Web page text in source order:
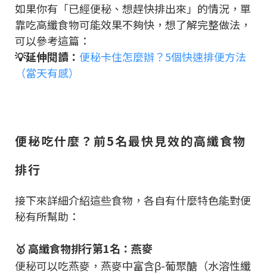
如果你有「已經便秘、想趕快排出來」的情況，單
靠吃高纖食物可能效果不夠快，想了解完整做法，
可以參考這篇：
💡延伸閱讀： 便秘卡住怎麼辦？5個快速排便方法
（當天有感）
便秘吃什麼？前5名最快見效的高纖食物
排行
接下來詳細介紹這些食物，各自有什麼特色能對便
秘有所幫助：
🥇 高纖食物排行第1名：燕麥
便秘可以吃燕麥，燕麥中富含β-葡聚醣（水溶性纖